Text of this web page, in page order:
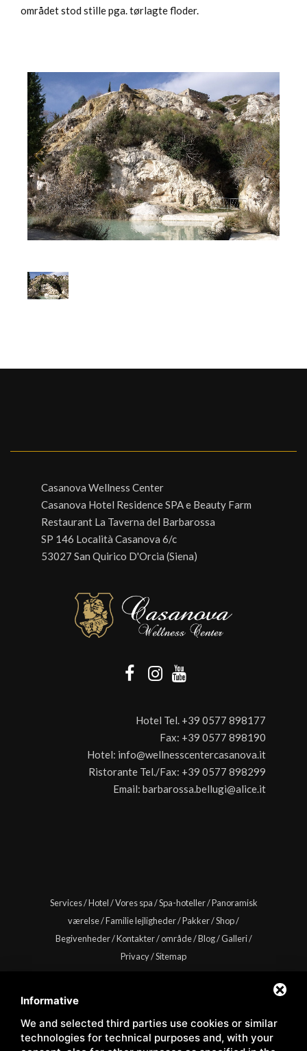
Informative
We and selected third parties use cookies or similar
technologies for technical purposes and, with your
området stod stille pga. tørlagte floder.
Casanova Wellness Center
Casanova Hotel Residence SPA e Beauty Farm
Restaurant La Taverna del Barbarossa
SP 146 Località Casanova 6/c
53027 San Quirico D'Orcia (Siena)
Hotel Tel. +39 0577 898177
Fax: +39 0577 898190
Hotel: info@wellnesscentercasanova.it
Ristorante Tel./Fax: +39 0577 898299
Email: barbarossa.bellugi@alice.it
Services/Hotel/Vores spa/Spa-hoteller/Panoramisk
værelse/Familie lejligheder/Pakker/Shop/
Begivenheder/Kontakter/område/Blog/Galleri/
Privacy/Sitemap
Copyright © Wellness Center Casanova s.r.l. | S.S. 146
Località Casanova 6/c | 53027 San Quirico D'Orcia (Siena) |